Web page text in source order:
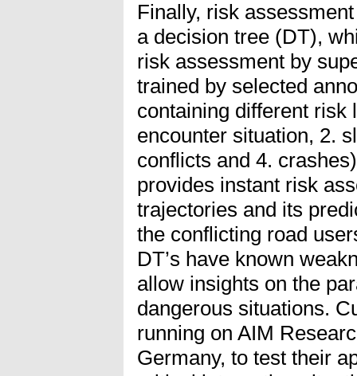
Finally, risk
a decision tree (DT),
risk assessment by
trained by selected
containing different risk
encounter situation, 2.
conflicts and 4.
provides instant risk
trajectories and its
the conflicting road
DT’s have known
allow insights on the
dangerous situations.
running on AIM
Germany, to test their